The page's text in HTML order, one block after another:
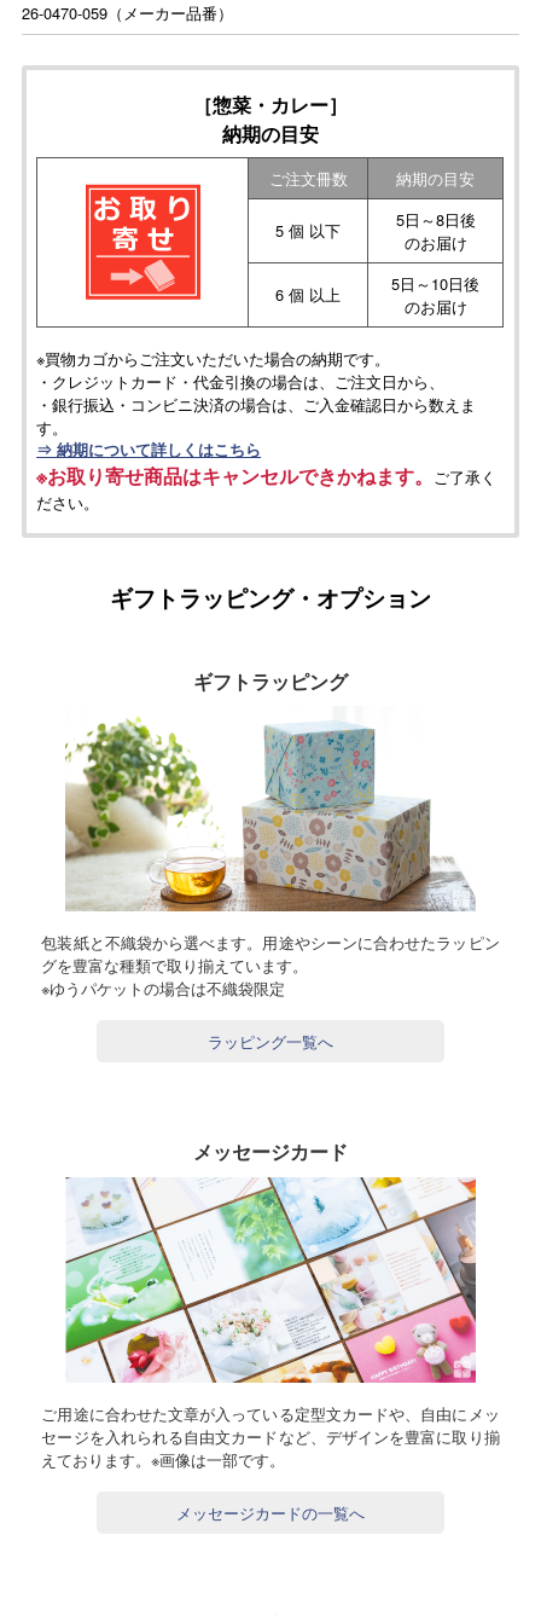
26-0470-059（メーカー品番）
［惣菜・カレー］
納期の目安
ご注文冊数 納期の目安
5 個 以下
5日～8日後
のお届け
6 個 以上
5日～10日後
のお届け
※買物カゴからご注文いただいた場合の納期です。
・クレジットカード・代金引換の場合は、ご注文日から、
・銀行振込・コンビニ決済の場合は、ご入金確認日から数えま
す。
⇒ 納期について詳しくはこちら
※お取り寄せ商品はキャンセルできかねます。 ご了承く
ださい。
ギフトラッピング・オプション
ギフトラッピング
包装紙と不織袋から選べます。用途やシーンに合わせたラッピン
グを豊富な種類で取り揃えています。
※ゆうパケットの場合は不織袋限定
ラッピング一覧へ
メッセージカード
ご用途に合わせた文章が入っている定型文カードや、自由にメッ
セージを入れられる自由文カードなど、デザインを豊富に取り揃
えております。※画像は一部です。
メッセージカードの一覧へ